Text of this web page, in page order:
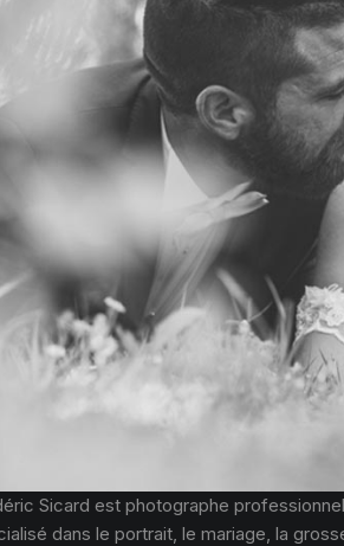
Sicard est photographe
dans le portrait, le mariage, la